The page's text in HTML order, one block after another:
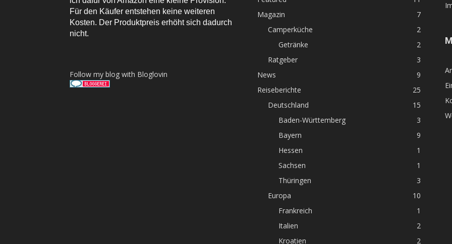
Für den Käufer entstehen keine weiteren
Kosten. Der Produktpreis erhöht sich dadurch
nicht.
Follow my blog with Bloglovin
Magazin
7
Camperküche
2
Getränke
2
Ratgeber
3
News
9
Reiseberichte
25
Deutschland
15
Baden-Württemberg
3
Bayern
9
Hessen
1
Sachsen
1
Thüringen
3
Europa
10
Frankreich
1
Italien
2
Kroatien
2